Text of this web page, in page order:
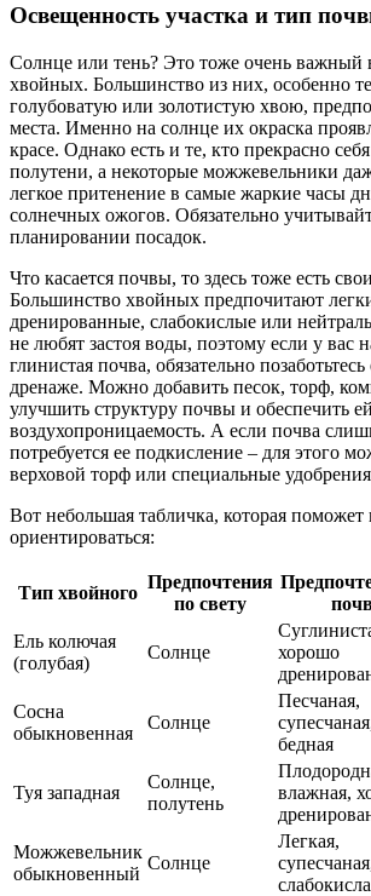
Освещенность участка и тип
Солнце или тень? Это тоже очень важный
хвойных. Большинство из них, особенно
голубоватую или золотистую хвою,
места. Именно на солнце их окраска
красе. Однако есть и те, кто прекрасно
полутени, а некоторые можжевельники
легкое притенение в самые жаркие часы
солнечных ожогов. Обязательно
планировании посадок.
Что касается почвы, то здесь тоже есть
Большинство хвойных предпочитают
дренированные, слабокислые или
не любят застоя воды, поэтому если у вас
глинистая почва, обязательно
дренаже. Можно добавить песок, торф,
улучшить структуру почвы и обеспечить
воздухопроницаемость. А если почва
потребуется ее подкисление – для этого
верховой торф или специальные
Вот небольшая табличка, которая поможет
ориентироваться:
Тип хвойного
Предпочтения
по свету
Ель колючая
(голубая)
Солнце
хорошо
Сосна
обыкновенная
Солнце
Песчаная,
бедная
Туя западная
Солнце,
полутень
влажная,
Можжевельник
обыкновенный
Солнце
Легкая,